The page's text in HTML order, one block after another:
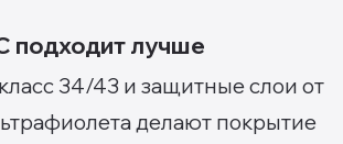
подходит лучше
34/43 и защитные слои от
делают покрытие